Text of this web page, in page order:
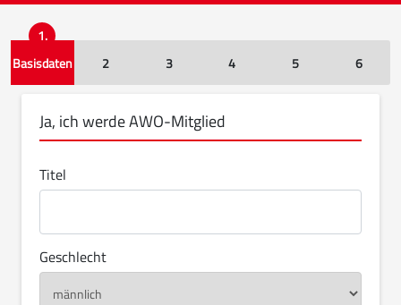
1.
Basisdaten
2 3 4 5 6
Ja, ich werde AWO-Mitglied
Titel
Geschlecht